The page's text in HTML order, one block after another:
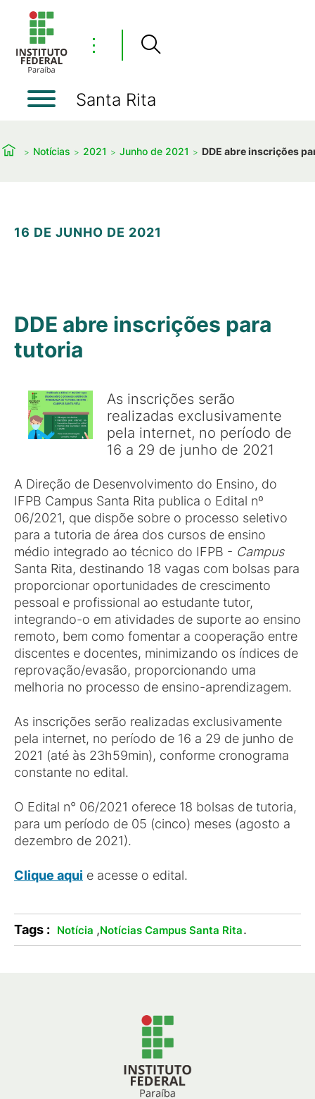
⋮
Santa Rita
Notícias 2021 Junho de 2021 DDE abre inscrições
16 DE JUNHO DE 2021
DDE abre inscrições para
tutoria
As inscrições serão
realizadas exclusivamente
pela internet, no período de
16 a 29 de junho de 2021
A Direção de Desenvolvimento do Ensino, do
IFPB Campus Santa Rita publica o Edital nº
06/2021, que dispõe sobre o processo seletivo
para a tutoria de área dos cursos de ensino
médio integrado ao técnico do IFPB - Campus
Santa Rita, destinando 18 vagas com bolsas para
proporcionar oportunidades de crescimento
pessoal e profissional ao estudante tutor,
integrando-o em atividades de suporte ao ensino
remoto, bem como fomentar a cooperação entre
discentes e docentes, minimizando os índices de
reprovação/evasão, proporcionando uma
melhoria no processo de ensino-aprendizagem.
As inscrições serão realizadas exclusivamente
pela internet, no período de 16 a 29 de junho de
2021 (até às 23h59min), conforme cronograma
constante no edital.
O Edital n° 06/2021 oferece 18 bolsas de tutoria,
para um período de 05 (cinco) meses (agosto a
dezembro de 2021).
Clique aqui e acesse o edital.
Tags : Notícia ,Notícias Campus Santa Rita.